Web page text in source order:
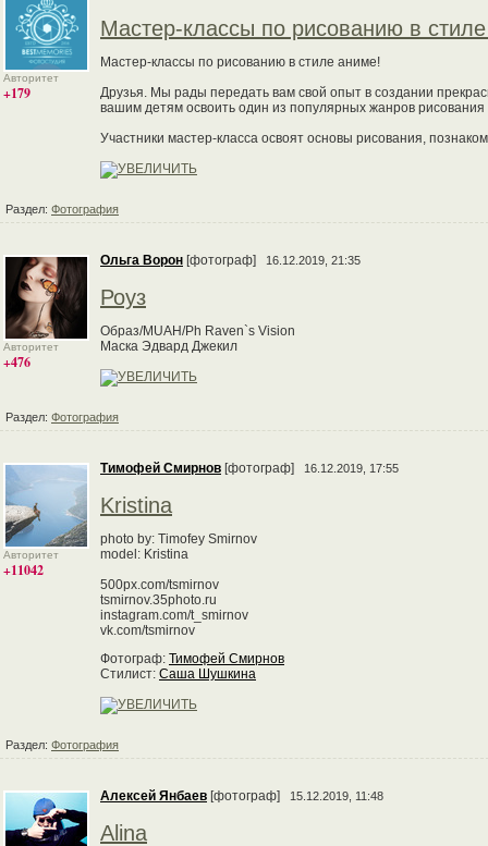
Авторитет
+179
Мастер-классы по рисованию в
Мастер-классы по рисованию в стиле аниме!
Друзья. Мы рады передать вам свой опыт в создании
вашим детям освоить один из популярных жанров рисования
Участники мастер-класса освоят основы рисования,
Раздел: Фотография
Авторитет
+476
Ольга Ворон [фотограф] 16.12.2019, 21:35
Роуз
Образ/MUAH/Ph Raven`s Vision
Маска Эдвард Джекил
Раздел: Фотография
Авторитет
+11042
Тимофей Смирнов [фотограф] 16.12.2019, 17:55
Kristina
photo by: Timofey Smirnov
model: Kristina
500px.com/tsmirnov
tsmirnov.35photo.ru
instagram.com/t_smirnov
vk.com/tsmirnov
Фотограф: Тимофей Смирнов
Стилист: Саша Шушкина
Раздел: Фотография
Алексей Янбаев [фотограф] 15.12.2019, 11:48
Alina